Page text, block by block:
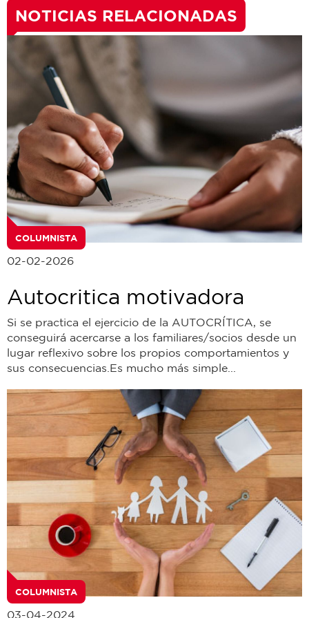
NOTICIAS RELACIONADAS
COLUMNISTA
02-02-2026
Autocritica motivadora
Si se practica el ejercicio de la AUTOCRÍTICA, se
conseguirá acercarse a los familiares/socios desde un
lugar reflexivo sobre los propios comportamientos y
sus consecuencias.Es mucho más simple...
COLUMNISTA
03-04-2024